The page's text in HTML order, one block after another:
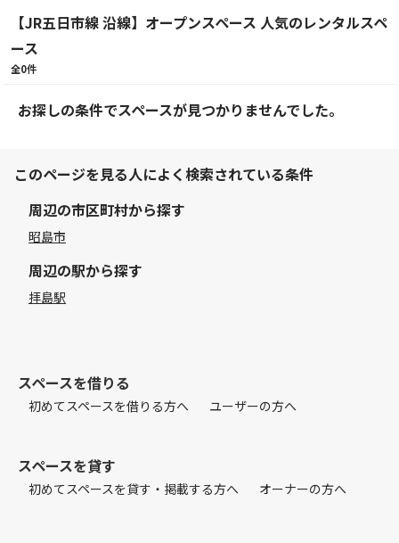
【JR五日市線 沿線】オープンスペース 人気のレンタルスペ
ース
全0件
お探しの条件でスペースが見つかりませんでした。
このページを見る人によく検索されている条件
周辺の市区町村から探す
昭島市
周辺の駅から探す
拝島駅
スペースを借りる
初めてスペースを借りる方へ ユーザーの方へ
スペースを貸す
初めてスペースを貸す・掲載する方へ オーナーの方へ